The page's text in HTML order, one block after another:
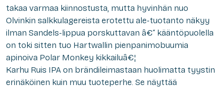
takaa varmaa kiinnostusta, mutta hyvinhän nuo
Olvinkin salkkulagereista erotettu ale-tuotanto näkyy
ilman Sandels-lippua porskuttavan â€“ kääntöpuolella
on toki sitten tuo Hartwallin pienpanimobuumia
apinoiva Polar Monkey kikkailuâ€¦
Karhu Ruis IPA on brändileimastaan huolimatta tyystin
erinäköinen kuin muu tuoteperhe. Se näyttää